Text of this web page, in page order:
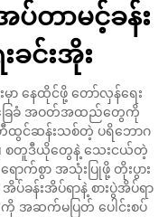
အပ်တာမင့်ခန်း
င်းအိုး
ာ နေထိုင်ဖို့ တော်လှန်ရေး
ခြေခံ အဝတ်အထည်တွေကို
တီထွင်ဆန်းသစ်တဲ့ ပရိဘောဂ
စတူဒီယိုတွေနဲ့ သေးငယ်တဲ့
ာက်စွာ အသုံးပြုဖို့ တိုးပွား
ခန်းအိပ်ရာနဲ့ စားပွဲအိပ်ရာ
အဆက်မပြတ် ပေါင်းစပ်